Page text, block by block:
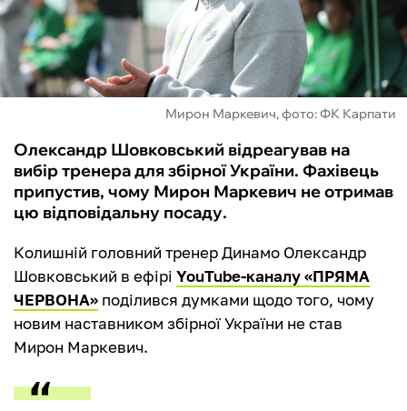
ІНШІ
БУКМЕКЕРИ
Мирон Маркевич, фото: ФК Карпати
Олександр Шовковський відреагував на
вибір тренера для збірної України. Фахівець
припустив, чому Мирон Маркевич не отримав
цю відповідальну посаду.
Колишній головний тренер Динамо Олександр
Шовковський в ефірі YouTube-каналу «ПРЯМА
ЧЕРВОНА» поділився думками щодо того, чому
новим наставником збірної України не став
Мирон Маркевич.